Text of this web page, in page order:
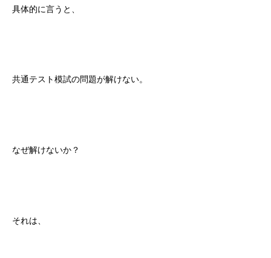
具体的に言うと、
共通テスト模試の問題が解けない。
なぜ解けないか？
それは、